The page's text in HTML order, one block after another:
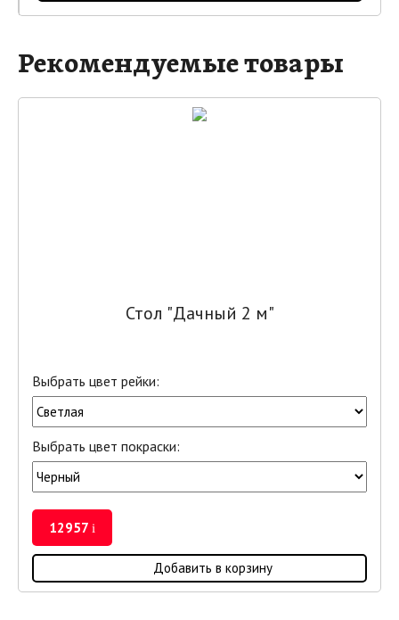
Рекомендуемые товары
Стол "Дачный 2 м"
Выбрать цвет рейки:
Выбрать цвет покраски:
12957 i
Добавить в корзину